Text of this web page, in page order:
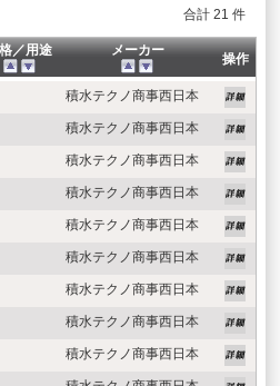
合計 21 件
／用途 メーカー
操作
積水テクノ商事西日本
積水テクノ商事西日本
積水テクノ商事西日本
積水テクノ商事西日本
積水テクノ商事西日本
積水テクノ商事西日本
積水テクノ商事西日本
積水テクノ商事西日本
積水テクノ商事西日本